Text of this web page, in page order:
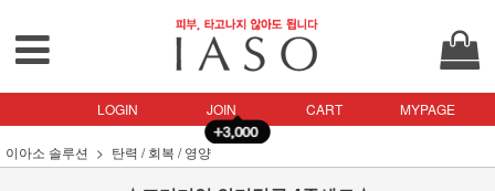
LOGIN JOIN CART MYPAGE
이아소 솔루션 탄력 / 회복 / 영양